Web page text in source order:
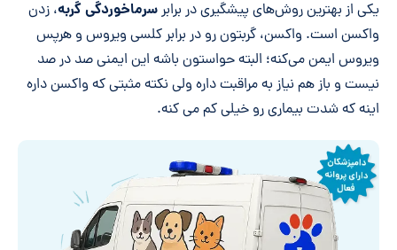
یکی از بهترین روش‌های پیشگیری در برابرسرماخوردگی گربه، زدن
واکسن است. واکسن، گربتون رو در برابر کلسی ویروس و هرپس
ویروس ایمن ‌می‌کنه؛ البته حواستون باشه این ایمنی صد در صد
نیست و باز هم نیاز به مراقبت داره ولی نکته مثبتی که واکسن داره
اینه که شدت بیماری رو خیلی کم می کنه.